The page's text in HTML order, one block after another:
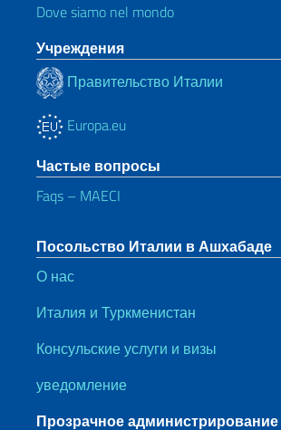
Dove siamo nel mondo
Учреждения
Правительство Италии
Europa.eu
Частые вопросы
Faqs – MAECI
Посольство Италии в Ашхабаде
О нас
Италия и Туркменистан
Консульские услуги и визы
уведомление
Прозрачное администрирование